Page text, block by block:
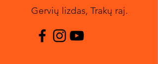
Gervių lizdas, Trakų raj.